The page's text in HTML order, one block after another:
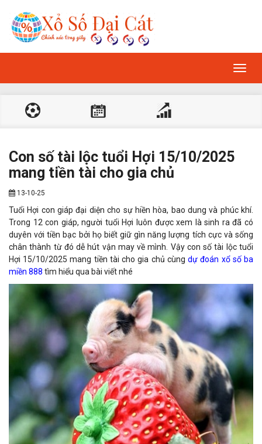
Con số tài lộc tuổi Hợi 15/10/2025
mang tiền tài cho gia chủ
13-10-25
Tuổi Hợi con giáp đại diện cho sự hiền hòa, bao dung và phúc khí.
Trong 12 con giáp, người tuổi Hợi luôn được xem là sinh ra đã có
duyên với tiền bạc bởi họ biết giữ gìn năng lượng tích cực và sống
chân thành từ đó dễ hút vận may về mình. Vậy con số tài lộc tuổi
Hợi 15/10/2025 mang tiền tài cho gia chủ cùngdự đoán xổ số ba
miền 888 tìm hiểu qua bài viết nhé